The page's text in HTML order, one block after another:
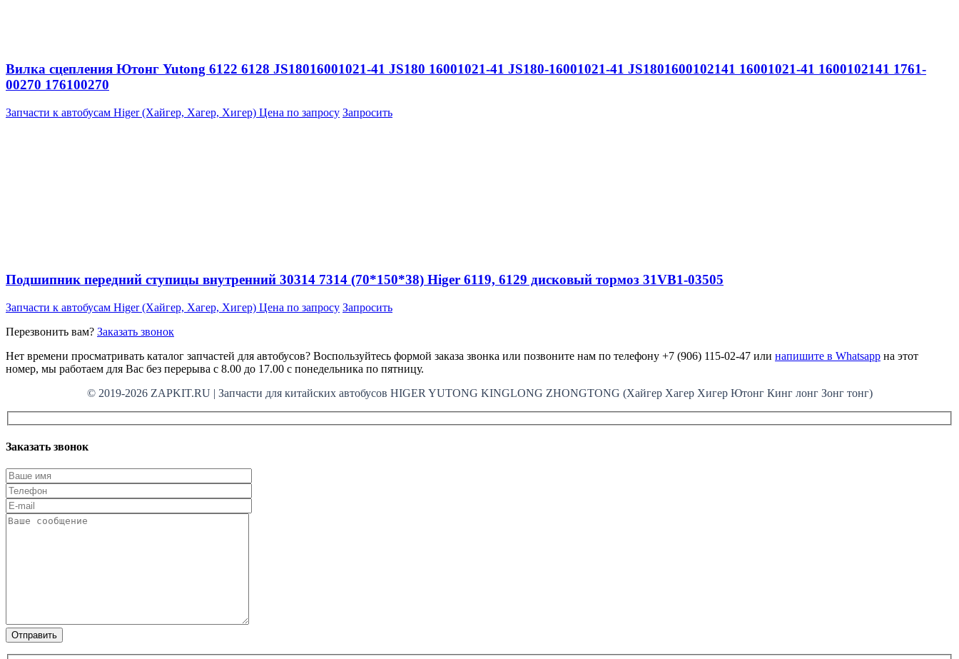
Вилка сцепления Ютонг Yutong 6122 6128 JS18016001021-41 JS180 16001021-41 JS180-16001021-41 JS1801600102141 16001021-41 1600102141 1761-
00270 176100270
Запчасти к автобусам Higer (Хайгер, Хагер, Хигер) Цена по запросу Запросить
Подшипник передний ступицы внутренний 30314 7314 (70*150*38) Higer 6119, 6129 дисковый тормоз 31VB1-03505
Запчасти к автобусам Higer (Хайгер, Хагер, Хигер) Цена по запросу Запросить
Перезвонить вам? Заказать звонок
Нет времени просматривать каталог запчастей для автобусов? Воспользуйтесь формой заказа звонка или позвоните нам по телефону +7 (906) 115-02-47 или напишите в Whatsapp на этот
номер, мы работаем для Вас без перерыва с 8.00 до 17.00 с понедельника по пятницу.
© 2019-2026 ZAPKIT.RU | Запчасти для китайских автобусов HIGER YUTONG KINGLONG ZHONGTONG (Хайгер Хагер Хигер Ютонг Кинг лонг Зонг тонг)
Заказать звонок